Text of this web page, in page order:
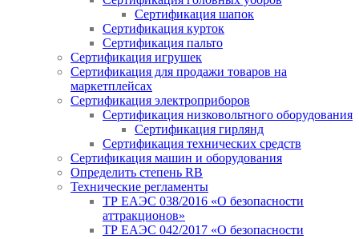
Сертификация шапок
Сертификация курток
Сертификация пальто
Сертификация игрушек
Сертификация для продажи товаров на
маркетплейсах
Сертификация электроприборов
Сертификация низковольтного оборудования
Сертификация гирлянд
Сертификация технических средств
Сертификация машин и оборудования
Определить степень RB
Технические регламенты
ТР ЕАЭС 038/2016 «О безопасности
аттракционов»
ТР ЕАЭС 042/2017 «О безопасности